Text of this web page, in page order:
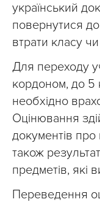
український
повернутися
втрати класу
Для переходу
кордоном, до 5
необхідно
Оцінювання
документів
також
предметів, які
Переведення